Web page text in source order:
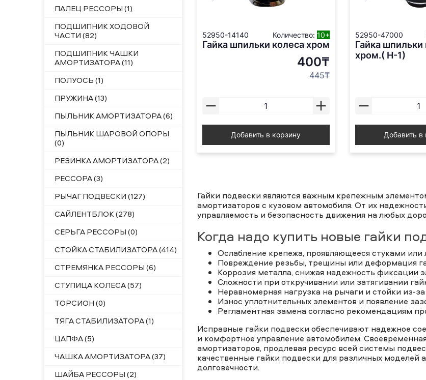
ПАЛЕЦ РЕССОРЫ (1)
ПОДШИПНИК ХОДОВОЙ
ЧАСТИ (82)
ПОДШИПНИК ЧАШКИ
АМОРТИЗАТОРА (11)
ПОЛУОСЬ (1)
ПРУЖИНА (13)
ПЫЛЬНИК АМОРТИЗАТОРА (6)
ПЫЛЬНИК ШАРОВОЙ ОПОРЫ
(0)
РЕЗИНКА АМОРТИЗАТОРА (2)
РЕССОРА (3)
РЫЧАГ ПОДВЕСКИ (127)
САЙЛЕНТБЛОК (278)
СЕРЬГА РЕССОРЫ (0)
СТОЙКА СТАБИЛИЗАТОРА (414)
СТРЕМЯНКА РЕССОРЫ (6)
СТУПИЦА КОЛЕСА (57)
ТОРСИОН (0)
ТЯГА СТАБИЛИЗАТОРА (1)
ЦАПФА (5)
ЧАШКА АМОРТИЗАТОРА (37)
ШАЙБА РЕССОРЫ (2)
52950-14140 Количество: 10+
Гайка шпильки колеса хром
400₸
445₸
Добавить в корзину
52950-47000
Гайка шпильки
хром.( Н-1)
Добавить в
Гайки подвески являются важным крепежным
амортизаторов с кузовом автомобиля. От их
управляемость и безопасность движения на любых
Когда надо купить новые гайки
Ослабление крепежа, проявляющееся стуками
Повреждение резьбы, трещины или деформация
Коррозия металла, снижая надежность фиксации
Сложности при откручивании или затягивании
Неравномерная нагрузка на рычаги и стойки из-
Износ уплотнительных элементов и появление
Регламентная замена согласно рекомендациям
Исправные гайки подвески обеспечивают надежное
и комфортное управление автомобилем.
амортизаторов, продлевая ресурс всей системы
качественные гайки подвески для различных моделей
долговечности.